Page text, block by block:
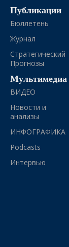
Публикации
Бюллетень
Журнал
Стратегический
Прогнозы
Мультимедиа
ВИДЕО
Новости и
анализы
ИНФОГРАФИКА
Podcasts
Интервью